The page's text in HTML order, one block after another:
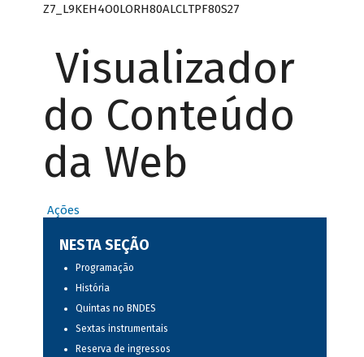
Z7_L9KEH4O0LORH80ALCLTPF80S27
Visualizador
do Conteúdo
da Web
Ações
NESTA SEÇÃO
Programação
História
Quintas no BNDES
Sextas instrumentais
Reserva de ingressos